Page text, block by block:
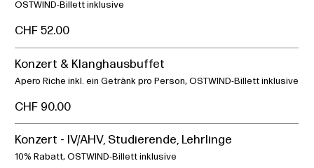
OSTWIND-Billett inklusive
CHF 52.00
Konzert & Klanghausbuffet
Apero Riche inkl. ein Getränk pro Person, OSTWIND-Billett inklusive
CHF 90.00
Konzert - IV/AHV, Studierende, Lehrlinge
10% Rabatt, OSTWIND-Billett inklusive